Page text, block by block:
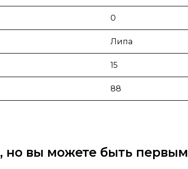
0
Липа
15
88
но вы можете быть первым